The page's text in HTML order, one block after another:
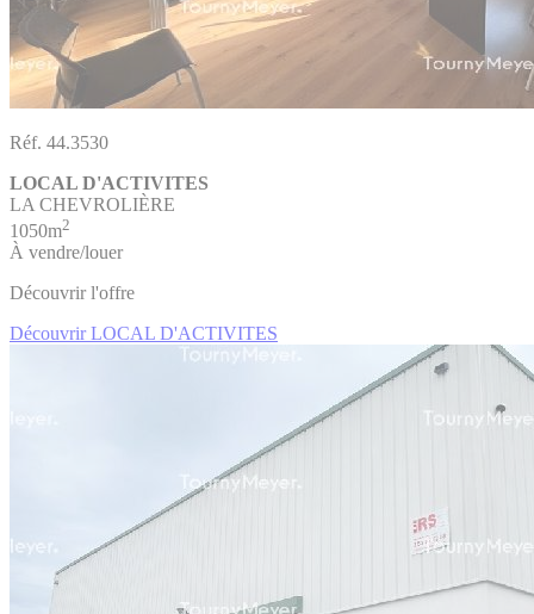
Réf. 44.3530
LOCAL D'ACTIVITES
LA CHEVROLIÈRE
1050m2
À vendre/louer
Découvrir l'offre
Découvrir LOCAL D'ACTIVITES